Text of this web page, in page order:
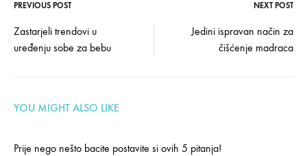
Post
navigation
PREVIOUS POST NEXT POST
Zastarjeli trendovi u
uređenju sobe za bebu
Jedini ispravan način za
čišćenje madraca
YOU MIGHT ALSO LIKE
Prije nego nešto bacite postavite si ovih 5 pitanja!